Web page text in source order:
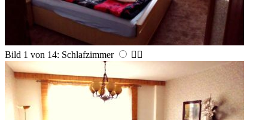
Bild 1 von 14: Schlafzimmer  